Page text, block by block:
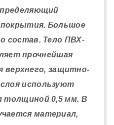
Большое
состав. Тело ПВХ-
прочнейшая
верхнего, защитно-
используют
толщиной 0,5 мм. В
материал,